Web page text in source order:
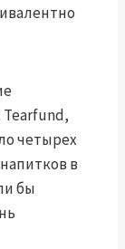
четырех
в
бы